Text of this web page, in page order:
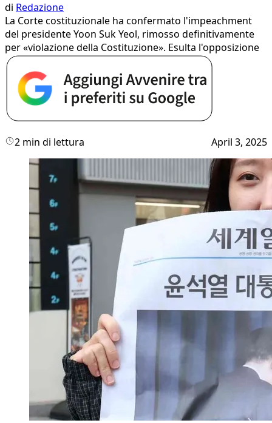
di Redazione
La Corte costituzionale ha confermato l'impeachment
del presidente Yoon Suk Yeol, rimosso definitivamente
per «violazione della Costituzione». Esulta l'opposizione
2 min di lettura April 3, 2025